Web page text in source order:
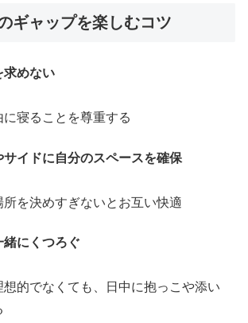
ギャップを楽しむコツ
求めない
寝ることを尊重する
サイドに自分のスペースを確保
所を決めすぎないとお互い快適
にくつろぐ
想的でなくても、日中に抱っこや添い